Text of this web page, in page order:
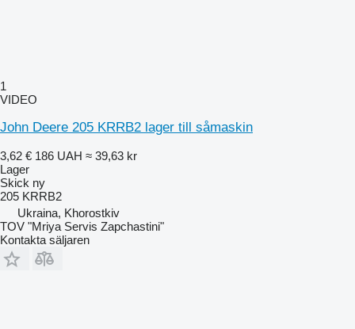
1
VIDEO
John Deere 205 KRRB2 lager till såmaskin
3,62 € 186 UAH ≈ 39,63 kr
Lager
Skick ny
205 KRRB2
Ukraina, Khorostkiv
TOV "Mriya Servis Zapchastini"
Kontakta säljaren